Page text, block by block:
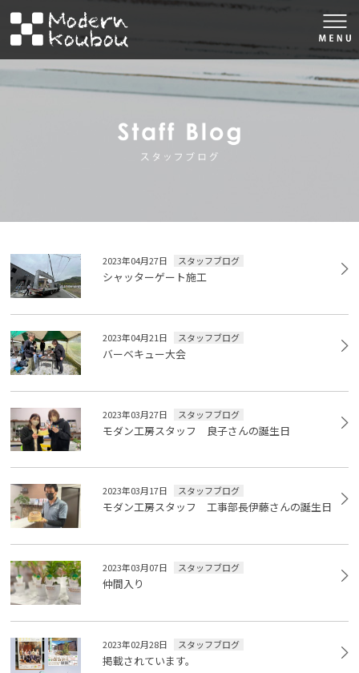
株式会社モダン工房
2023年04月27日 スタッフブログ
シャッターゲート施工
2023年04月21日 スタッフブログ
バーベキュー大会
2023年03月27日 スタッフブログ
モダン工房スタッフ 良子さんの誕生日
2023年03月17日 スタッフブログ
モダン工房スタッフ 工事部長伊藤さんの誕生日
2023年03月07日 スタッフブログ
仲間入り
2023年02月28日 スタッフブログ
掲載されています。